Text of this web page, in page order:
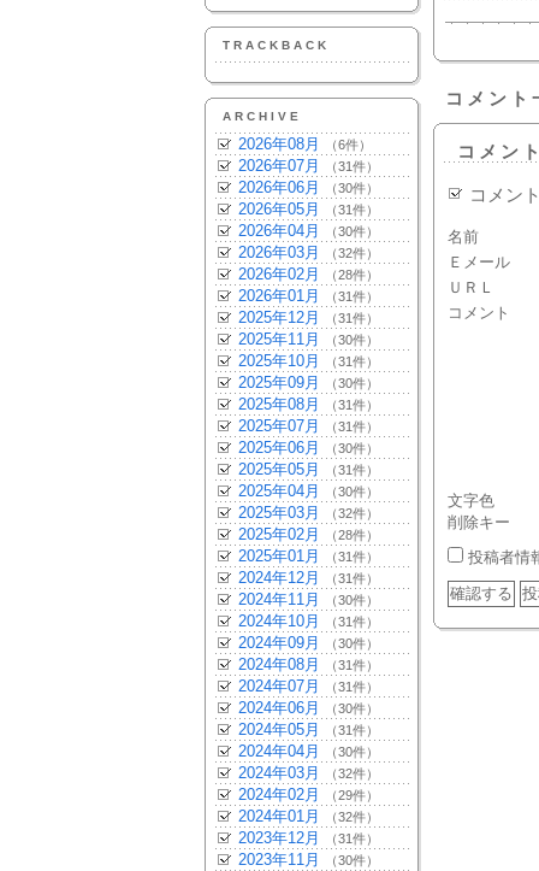
TRACKBACK
ARCHIVE
2026年08月 （6件）
2026年07月 （31件）
2026年06月 （30件）
2026年05月 （31件）
2026年04月 （30件）
2026年03月 （32件）
2026年02月 （28件）
2026年01月 （31件）
2025年12月 （31件）
2025年11月 （30件）
2025年10月 （31件）
2025年09月 （30件）
2025年08月 （31件）
2025年07月 （31件）
2025年06月 （30件）
2025年05月 （31件）
2025年04月 （30件）
2025年03月 （32件）
2025年02月 （28件）
2025年01月 （31件）
2024年12月 （31件）
2024年11月 （30件）
2024年10月 （31件）
2024年09月 （30件）
2024年08月 （31件）
2024年07月 （31件）
2024年06月 （30件）
2024年05月 （31件）
2024年04月 （30件）
2024年03月 （32件）
2024年02月 （29件）
2024年01月 （32件）
2023年12月 （31件）
2023年11月 （30件）
コメント
コメン
コメン
名前
Ｅメール
ＵＲＬ
コメント
文字色
削除キー
投稿者情